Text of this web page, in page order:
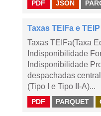
PDF JSON
Taxas TEIFa e TEIP
Taxas TEIFa(Taxa
Indisponibilidade
Indisponibilidade
despachadas
(Tipo I e Tipo II-A)...
PDF PARQUET